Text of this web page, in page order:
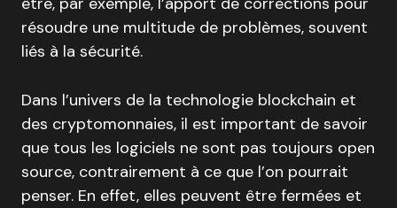
résoudre une multitude de problèmes, souvent
liés à la sécurité.
Dans l’univers de la technologie blockchain et
des cryptomonnaies, il est important de savoir
que tous les logiciels ne sont pas toujours open
source, contrairement à ce que l’on pourrait
penser. En effet, elles peuvent être fermées et